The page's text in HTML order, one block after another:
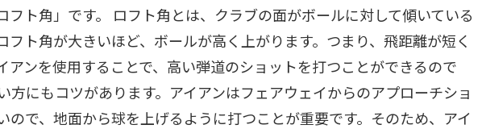
フト角」です。 ロフト角とは、クラブの面がボールに対して傾いている
フト角が大きいほど、ボールが高く上がります。つまり、飛距離が短く
アンを使用することで、高い弾道のショットを打つことができるので
方にもコツがあります。アイアンはフェアウェイからのアプローチショ
ので、地面から球を上げるように打つことが重要です。そのため、アイ